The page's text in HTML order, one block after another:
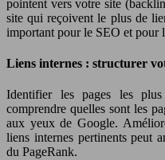
pointent vers votre site
site qui reçoivent le plus de
important pour le SEO et pour
Liens internes : structurer
Identifier les pages les
comprendre quelles sont les
aux yeux de Google.
liens internes pertinents peut
du PageRank.